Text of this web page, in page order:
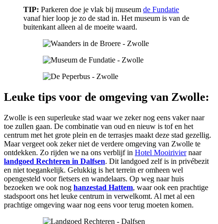
TIP: Parkeren doe je vlak bij museum de Fundatie
vanaf hier loop je zo de stad in. Het museum is van de
buitenkant alleen al de moeite waard.
Leuke tips voor de omgeving van Zwolle:
Zwolle is een superleuke stad waar we zeker nog eens vaker naar
toe zullen gaan. De combinatie van oud en nieuw is tof en het
centrum met het grote plein en de terrasjes maakt deze stad gezellig.
Maar vergeet ook zeker niet de verdere omgeving van Zwolle te
ontdekken. Zo rijden we na ons verblijf in Hotel Mooiriviernaar
landgoed Rechteren in Dalfsen. Dit landgoed zelf is in privébezit
en niet toegankelijk. Gelukkig is het terrein er omheen wel
opengesteld voor fietsers en wandelaars. Op weg naar huis
bezoeken we ook nog hanzestad Hattem, waar ook een prachtige
stadspoort ons het leuke centrum in verwelkomt. Al met al een
prachtige omgeving waar nog eens voor terug moeten komen.